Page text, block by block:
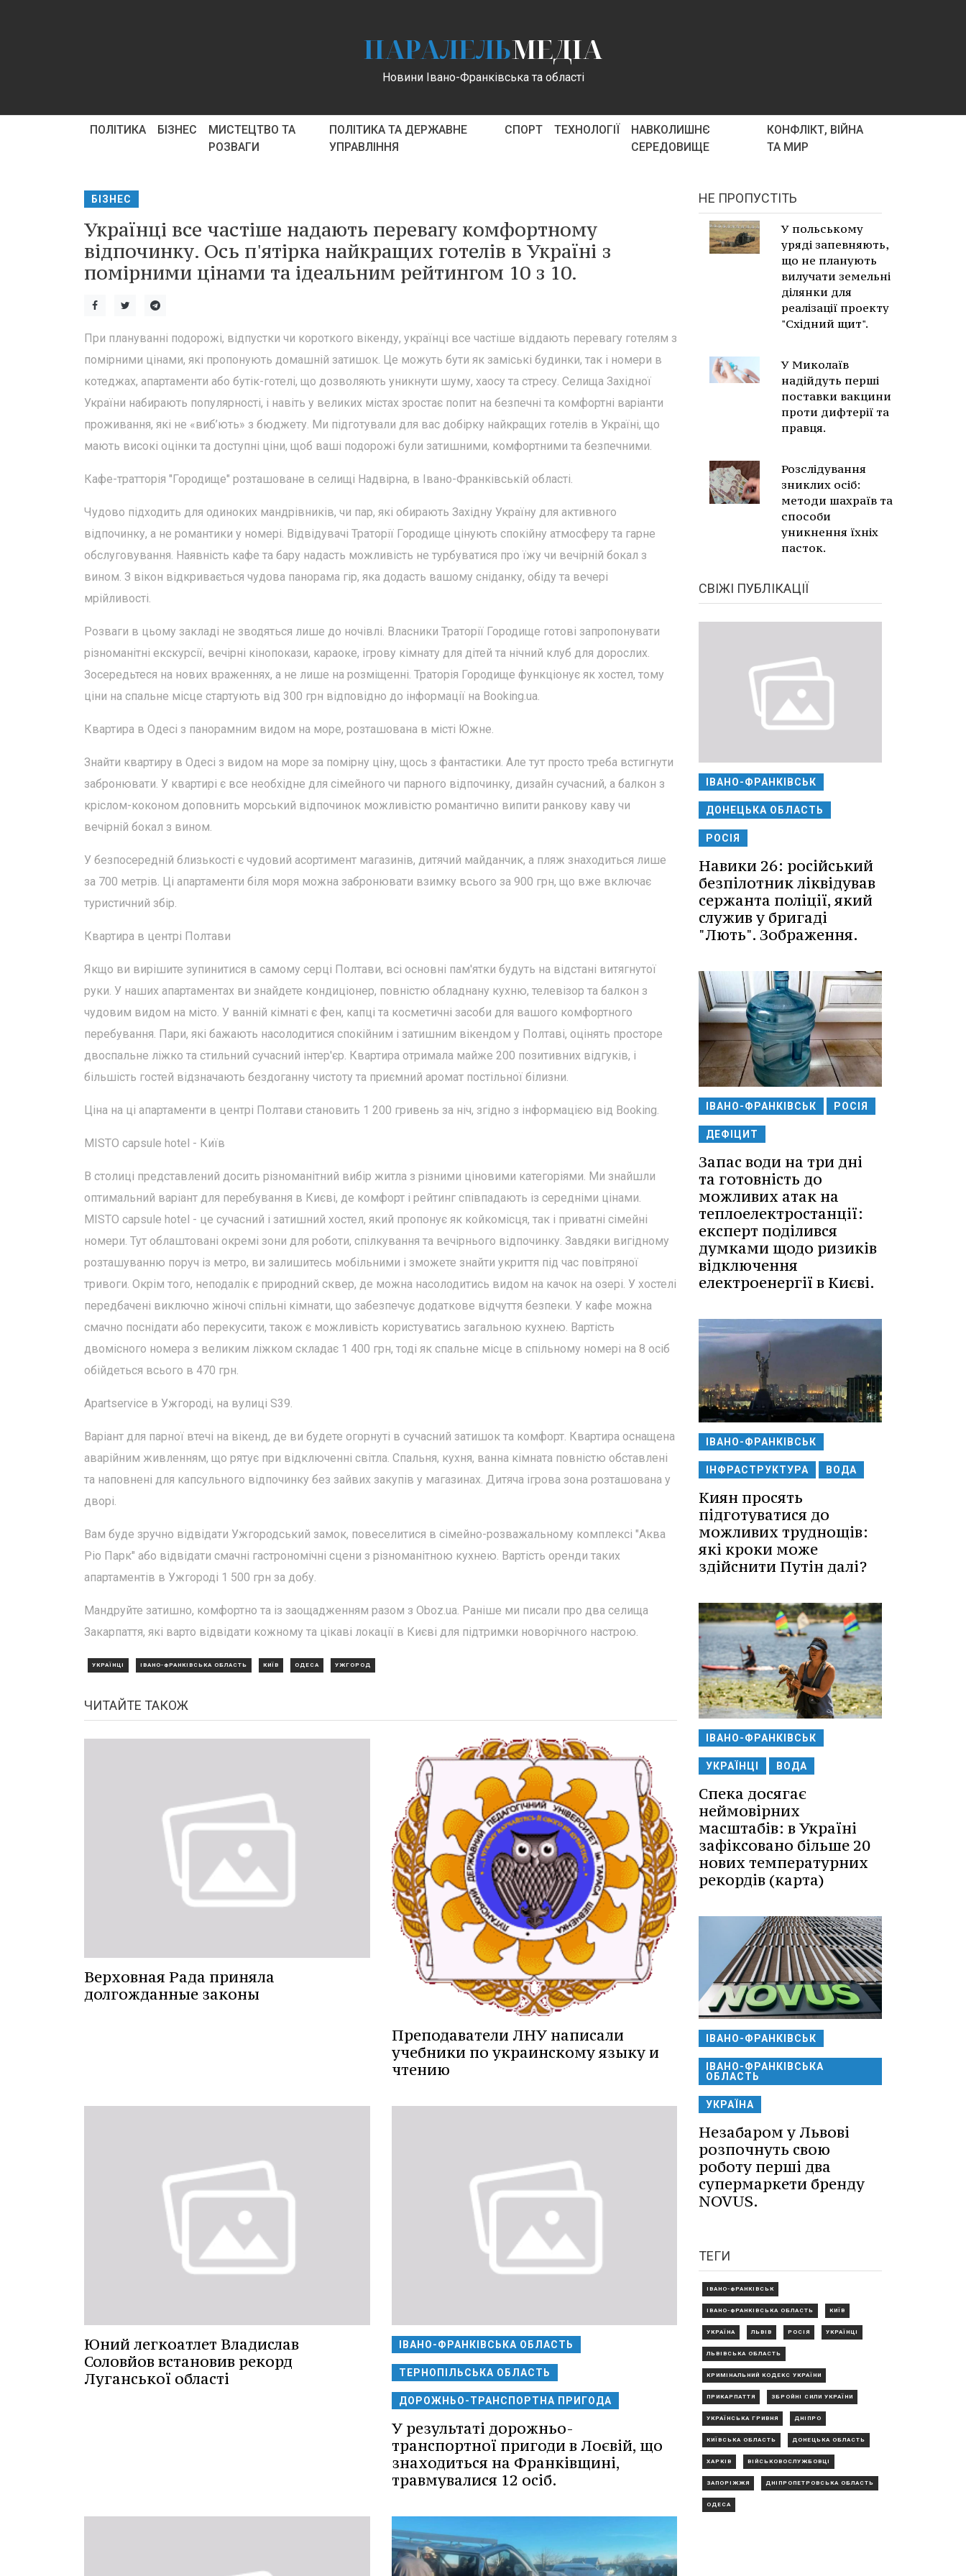
ПАРАЛЕЛЬМЕДІА
Новини Івано-Франківська та області
ПОЛІТИКА БІЗНЕС
МИСТЕЦТВО ТА
РОЗВАГИ
ПОЛІТИКА ТА ДЕРЖАВНЕ
УПРАВЛІННЯ
СПОРТ ТЕХНОЛОГІЇ
НАВКОЛИШНЄ
СЕРЕДОВИЩЕ
КОНФЛІКТ, ВІЙНА
ТА МИР
БІЗНЕС
Українці все частіше надають перевагу комфортному
відпочинку. Ось п'ятірка найкращих готелів в Україні з
помірними цінами та ідеальним рейтингом 10 з 10.
При плануванні подорожі, відпустки чи короткого вікенду, українці все частіше віддають перевагу готелям з
помірними цінами, які пропонують домашній затишок. Це можуть бути як заміські будинки, так і номери в
котеджах, апартаменти або бутік-готелі, що дозволяють уникнути шуму, хаосу та стресу. Селища Західної
України набирають популярності, і навіть у великих містах зростає попит на безпечні та комфортні варіанти
проживання, які не «виб’ють» з бюджету. Ми підготували для вас добірку найкращих готелів в Україні, що
мають високі оцінки та доступні ціни, щоб ваші подорожі були затишними, комфортними та безпечними.
Кафе-тратторія "Городище" розташоване в селищі Надвірна, в Івано-Франківській області.
Чудово підходить для одиноких мандрівників, чи пар, які обирають Західну Україну для активного
відпочинку, а не романтики у номері. Відвідувачі Траторії Городище цінують спокійну атмосферу та гарне
обслуговування. Наявність кафе та бару надасть можливість не турбуватися про їжу чи вечірній бокал з
вином. З вікон відкривається чудова панорама гір, яка додасть вашому сніданку, обіду та вечері
мрійливості.
Розваги в цьому закладі не зводяться лише до ночівлі. Власники Траторії Городище готові запропонувати
різноманітні екскурсії, вечірні кінопокази, караоке, ігрову кімнату для дітей та нічний клуб для дорослих.
Зосередьтеся на нових враженнях, а не лише на розміщенні. Траторія Городище функціонує як хостел, тому
ціни на спальне місце стартують від 300 грн відповідно до інформації на Booking.ua.
Квартира в Одесі з панорамним видом на море, розташована в місті Южне.
Знайти квартиру в Одесі з видом на море за помірну ціну, щось з фантастики. Але тут просто треба встигнути
забронювати. У квартирі є все необхідне для сімейного чи парного відпочинку, дизайн сучасний, а балкон з
кріслом-коконом доповнить морський відпочинок можливістю романтично випити ранкову каву чи
вечірній бокал з вином.
У безпосередній близькості є чудовий асортимент магазинів, дитячий майданчик, а пляж знаходиться лише
за 700 метрів. Ці апартаменти біля моря можна забронювати взимку всього за 900 грн, що вже включає
туристичний збір.
Квартира в центрі Полтави
Якщо ви вирішите зупинитися в самому серці Полтави, всі основні пам'ятки будуть на відстані витягнутої
руки. У наших апартаментах ви знайдете кондиціонер, повністю обладнану кухню, телевізор та балкон з
чудовим видом на місто. У ванній кімнаті є фен, капці та косметичні засоби для вашого комфортного
перебування. Пари, які бажають насолодитися спокійним і затишним вікендом у Полтаві, оцінять просторе
двоспальне ліжко та стильний сучасний інтер'єр. Квартира отримала майже 200 позитивних відгуків, і
більшість гостей відзначають бездоганну чистоту та приємний аромат постільної білизни.
Ціна на ці апартаменти в центрі Полтави становить 1 200 гривень за ніч, згідно з інформацією від Booking.
MISTO capsule hotel - Київ
В столиці представлений досить різноманітний вибір житла з різними ціновими категоріями. Ми знайшли
оптимальний варіант для перебування в Києві, де комфорт і рейтинг співпадають із середніми цінами.
MISTO capsule hotel - це сучасний і затишний хостел, який пропонує як койкомісця, так і приватні сімейні
номери. Тут облаштовані окремі зони для роботи, спілкування та вечірнього відпочинку. Завдяки вигідному
розташуванню поруч із метро, ви залишитесь мобільними і зможете знайти укриття під час повітряної
тривоги. Окрім того, неподалік є природний сквер, де можна насолодитись видом на качок на озері. У хостелі
передбачені виключно жіночі спільні кімнати, що забезпечує додаткове відчуття безпеки. У кафе можна
смачно поснідати або перекусити, також є можливість користуватись загальною кухнею. Вартість
двомісного номера з великим ліжком складає 1 400 грн, тоді як спальне місце в спільному номері на 8 осіб
обійдеться всього в 470 грн.
Apartservice в Ужгороді, на вулиці S39.
Варіант для парної втечі на вікенд, де ви будете огорнуті в сучасний затишок та комфорт. Квартира оснащена
аварійним живленням, що рятує при відключенні світла. Спальня, кухня, ванна кімната повністю обставлені
та наповнені для капсульного відпочинку без зайвих закупів у магазинах. Дитяча ігрова зона розташована у
дворі.
Вам буде зручно відвідати Ужгородський замок, повеселитися в сімейно-розважальному комплексі "Аква
Ріо Парк" або відвідати смачні гастрономічні сцени з різноманітною кухнею. Вартість оренди таких
апартаментів в Ужгороді 1 500 грн за добу.
Мандруйте затишно, комфортно та із заощадженням разом з Oboz.ua. Раніше ми писали про два селища
Закарпаття, які варто відвідати кожному та цікаві локації в Києві для підтримки новорічного настрою.
УКРАЇНЦІ ІВАНО-ФРАНКІВСЬКА ОБЛАСТЬ КИЇВ ОДЕСА УЖГОРОД
ЧИТАЙТЕ ТАКОЖ
Верховная Рада приняла
долгожданные законы
Преподаватели ЛНУ написали
учебники по украинскому языку и
чтению
Юний легкоатлет Владислав
Соловйов встановив рекорд
Луганської області
ІВАНО-ФРАНКІВСЬКА ОБЛАСТЬ
ТЕРНОПІЛЬСЬКА ОБЛАСТЬ
ДОРОЖНЬО-ТРАНСПОРТНА ПРИГОДА
У результаті дорожньо-
транспортної пригоди в Лоєвій, що
знаходиться на Франківщині,
травмувалися 12 осіб.
НЕ ПРОПУСТІТЬ
У польському
уряді запевняють,
що не планують
вилучати земельні
ділянки для
реалізації проекту
"Східний щит".
У Миколаїв
надійдуть перші
поставки вакцини
проти дифтерії та
правця.
Розслідування
зниклих осіб:
методи шахраїв та
способи
уникнення їхніх
пасток.
СВІЖІ ПУБЛІКАЦІЇ
ІВАНО-ФРАНКІВСЬК
ДОНЕЦЬКА ОБЛАСТЬ
РОСІЯ
Навики 26: російський
безпілотник ліквідував
сержанта поліції, який
служив у бригаді
"Лють". Зображення.
ІВАНО-ФРАНКІВСЬК РОСІЯ
ДЕФІЦИТ
Запас води на три дні
та готовність до
можливих атак на
теплоелектростанції:
експерт поділився
думками щодо ризиків
відключення
електроенергії в Києві.
ІВАНО-ФРАНКІВСЬК
ІНФРАСТРУКТУРА ВОДА
Киян просять
підготуватися до
можливих труднощів:
які кроки може
здійснити Путін далі?
ІВАНО-ФРАНКІВСЬК
УКРАЇНЦІ ВОДА
Спека досягає
неймовірних
масштабів: в Україні
зафіксовано більше 20
нових температурних
рекордів (карта)
ІВАНО-ФРАНКІВСЬК
ІВАНО-ФРАНКІВСЬКА
ОБЛАСТЬ
УКРАЇНА
Незабаром у Львові
розпочнуть свою
роботу перші два
супермаркети бренду
NOVUS.
ТЕГИ
ІВАНО-ФРАНКІВСЬК
ІВАНО-ФРАНКІВСЬКА ОБЛАСТЬ КИЇВ
УКРАЇНА ЛЬВІВ РОСІЯ УКРАЇНЦІ
ЛЬВІВСЬКА ОБЛАСТЬ
КРИМІНАЛЬНИЙ КОДЕКС УКРАЇНИ
ПРИКАРПАТТЯ ЗБРОЙНІ СИЛИ УКРАЇНИ
УКРАЇНСЬКА ГРИВНЯ ДНІПРО
КИЇВСЬКА ОБЛАСТЬ ДОНЕЦЬКА ОБЛАСТЬ
ХАРКІВ ВІЙСЬКОВОСЛУЖБОВЦІ
ЗАПОРІЖЖЯ ДНІПРОПЕТРОВСЬКА ОБЛАСТЬ
ОДЕСА